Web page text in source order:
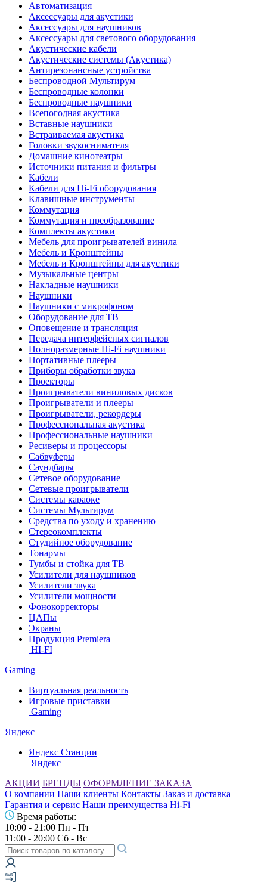
Автоматизация
Аксессуары для акустики
Аксессуары для наушников
Аксессуары для светового оборудования
Акустические кабели
Акустические системы (Акустика)
Антирезонансные устройства
Беспроводной Мультирум
Беспроводные колонки
Беспроводные наушники
Всепогодная акустика
Вставные наушники
Встраиваемая акустика
Головки звукоснимателя
Домашние кинотеатры
Источники питания и фильтры
Кабели
Кабели для Hi-Fi оборудования
Клавишные инструменты
Коммутация
Коммутация и преобразование
Комплекты акустики
Мебель для проигрывателей винила
Мебель и Кронштейны
Мебель и Кронштейны для акустики
Музыкальные центры
Накладные наушники
Наушники
Наушники с микрофоном
Оборудование для ТВ
Оповещение и трансляция
Передача интерфейсных сигналов
Полноразмерные Hi-Fi наушники
Портативные плееры
Приборы обработки звука
Проекторы
Проигрыватели виниловых дисков
Проигрыватели и плееры
Проигрыватели, рекордеры
Профессиональная акустика
Профессиональные наушники
Ресиверы и процессоры
Сабвуферы
Саундбары
Сетевое оборудование
Сетевые проигрыватели
Системы караоке
Системы Мультирум
Средства по уходу и хранению
Стереокомплекты
Студийное оборудование
Тонармы
Тумбы и стойка для ТВ
Усилители для наушников
Усилители звука
Усилители мощности
Фонокорректоры
ЦАПы
Экраны
Продукция Premiera
HI-FI
Gaming
Виртуальная реальность
Игровые приставки
Gaming
Яндекс
Яндекс Станции
Яндекс
АКЦИИ БРЕНДЫ ОФОРМЛЕНИЕ ЗАКАЗА
О компании Наши клиенты Контакты Заказ и доставка
Гарантия и сервис Наши преимущества Hi-Fi
Время работы:
10:00 - 21:00 Пн - Пт
11:00 - 20:00 Сб - Вс